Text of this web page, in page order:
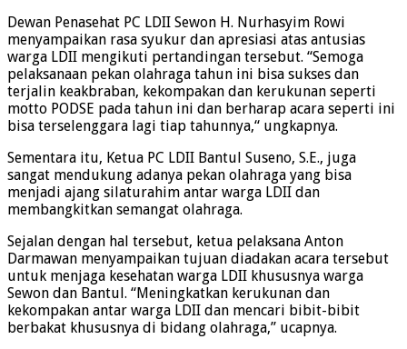
Dewan Penasehat PC LDII Sewon H. Nurhasyim Rowi
menyampaikan rasa syukur dan apresiasi atas antusias
warga LDII mengikuti pertandingan tersebut. “Semoga
pelaksanaan pekan olahraga tahun ini bisa sukses dan
terjalin keakbraban, kekompakan dan kerukunan seperti
motto PODSE pada tahun ini dan berharap acara seperti ini
bisa terselenggara lagi tiap tahunnya,“ ungkapnya.
Sementara itu, Ketua PC LDII Bantul Suseno, S.E., juga
sangat mendukung adanya pekan olahraga yang bisa
menjadi ajang silaturahim antar warga LDII dan
membangkitkan semangat olahraga.
Sejalan dengan hal tersebut, ketua pelaksana Anton
Darmawan menyampaikan tujuan diadakan acara tersebut
untuk menjaga kesehatan warga LDII khususnya warga
Sewon dan Bantul. “Meningkatkan kerukunan dan
kekompakan antar warga LDII dan mencari bibit-bibit
berbakat khususnya di bidang olahraga,” ucapnya.